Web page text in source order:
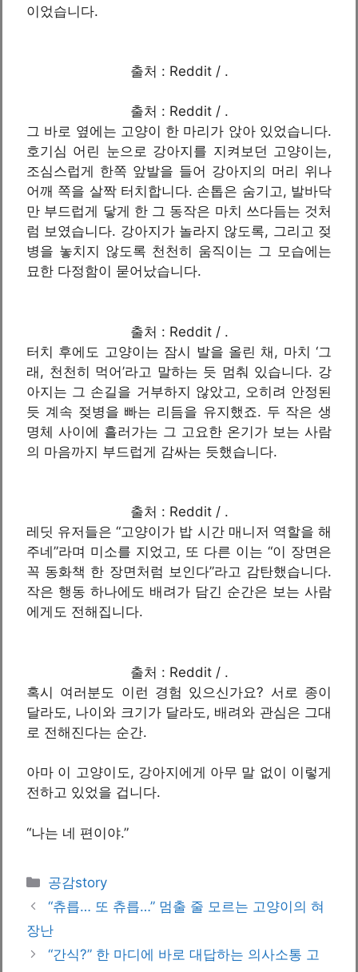
이었습니다.
출처 : Reddit / .
출처 : Reddit / .
그 바로 옆에는 고양이 한 마리가 앉아 있었습니다.
호기심 어린 눈으로 강아지를 지켜보던 고양이는,
조심스럽게 한쪽 앞발을 들어 강아지의 머리 위나
어깨 쪽을 살짝 터치합니다. 손톱은 숨기고, 발바닥
만 부드럽게 닿게 한 그 동작은 마치 쓰다듬는 것처
럼 보였습니다. 강아지가 놀라지 않도록, 그리고 젖
병을 놓치지 않도록 천천히 움직이는 그 모습에는
묘한 다정함이 묻어났습니다.
출처 : Reddit / .
터치 후에도 고양이는 잠시 발을 올린 채, 마치 ‘그
래, 천천히 먹어’라고 말하는 듯 멈춰 있습니다. 강
아지는 그 손길을 거부하지 않았고, 오히려 안정된
듯 계속 젖병을 빠는 리듬을 유지했죠. 두 작은 생
명체 사이에 흘러가는 그 고요한 온기가 보는 사람
의 마음까지 부드럽게 감싸는 듯했습니다.
출처 : Reddit / .
레딧 유저들은 “고양이가 밥 시간 매니저 역할을 해
주네”라며 미소를 지었고, 또 다른 이는 “이 장면은
꼭 동화책 한 장면처럼 보인다”라고 감탄했습니다.
작은 행동 하나에도 배려가 담긴 순간은 보는 사람
에게도 전해집니다.
출처 : Reddit / .
혹시 여러분도 이런 경험 있으신가요? 서로 종이
달라도, 나이와 크기가 달라도, 배려와 관심은 그대
로 전해진다는 순간.
아마 이 고양이도, 강아지에게 아무 말 없이 이렇게
전하고 있었을 겁니다.
“나는 네 편이야.”
카
테
고
리
공감story
“츄릅… 또 츄릅…” 멈출 줄 모르는 고양이의 혀
장난
“간식?” 한 마디에 바로 대답하는 의사소통 고